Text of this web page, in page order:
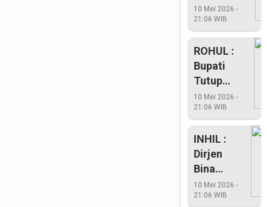
Kartu IUMK
10 Mei 2026 -
21:06 WIB
ROHUL :
Bupati
Tutup
Puncak
Peringatan
Bangun
Purba
10 Mei 2026 -
21:06 WIB
INHIL :
Dirjen
Bina
Marga
Kemen PU
10 Mei 2026 -
21:06 WIB